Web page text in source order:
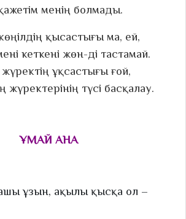
менің болмады.
қысастығы ма, ей,
кеткені жөн-ді тастамай.
ұқсастығы ғой,
жүректерінің түсі басқалау.
ҰМАЙ АНА
ұзын, ақылы қысқа ол –